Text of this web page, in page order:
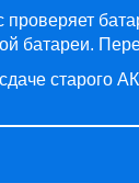
проверяет
батареи.
старого